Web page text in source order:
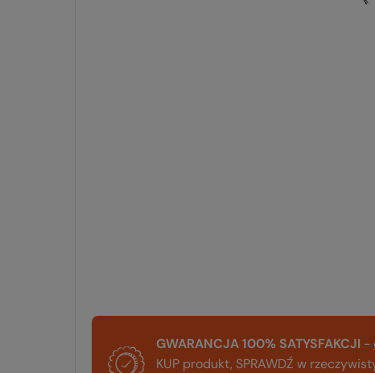
GWARANCJA 100% SATYSFAKCJI -
KUP produkt, SPRAWDŹ w